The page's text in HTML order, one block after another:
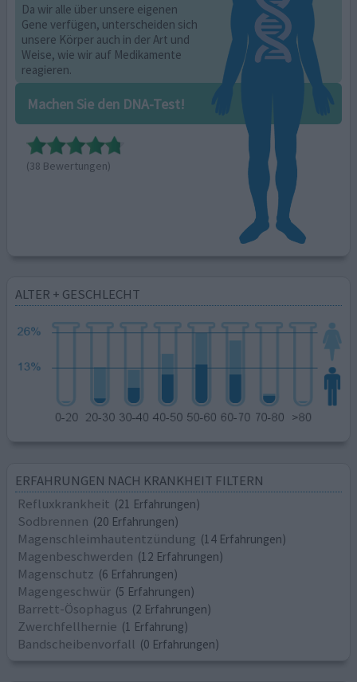
Da wir alle über unsere eigenen
Gene verfügen, unterscheiden sich
unsere Körper auch in der Art und
Weise, wie wir auf Medikamente
reagieren.
Machen Sie den DNA-Test!
(38 Bewertungen)
ALTER + GESCHLECHT
ERFAHRUNGEN NACH KRANKHEIT FILTERN
Refluxkrankheit (21 Erfahrungen)
Sodbrennen (20 Erfahrungen)
Magenschleimhautentzündung (14 Erfahrungen)
Magenbeschwerden (12 Erfahrungen)
Magenschutz (6 Erfahrungen)
Magengeschwür (5 Erfahrungen)
Barrett-Ösophagus (2 Erfahrungen)
Zwerchfellhernie (1 Erfahrung)
Bandscheibenvorfall (0 Erfahrungen)